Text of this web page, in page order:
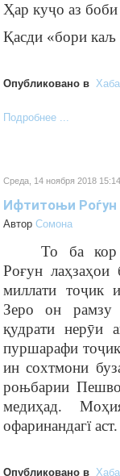
Ҳар куҷо аз
Қасди «бори каљ
Опубликовано в
Подробнее ...
Среда, 14 ноября 2018 15:14
Ифтитоњи
Автор Cомона
То ба кор
Роғун лаҳзаҳои
миллати тоҷик
Зеро он рамзу
қудрати нерӯи а
пуршарафи тоҷ
ин сохтмони
роњбарии
медиҳад. Моҳ
офаринандагї аст.
Опубликовано в